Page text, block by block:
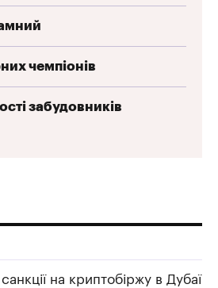
чемпіонів
забудовників
на криптобіржу в Дубаї